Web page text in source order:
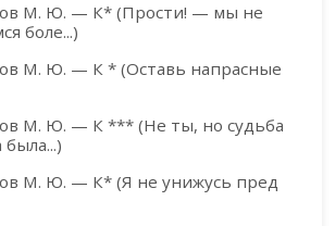
М. Ю. — К* (Прости! — мы не
боле...)
М. Ю. — К * (Оставь напрасные
М. Ю. — К *** (Не ты, но судьба
М. Ю. — К* (Я не унижусь пред